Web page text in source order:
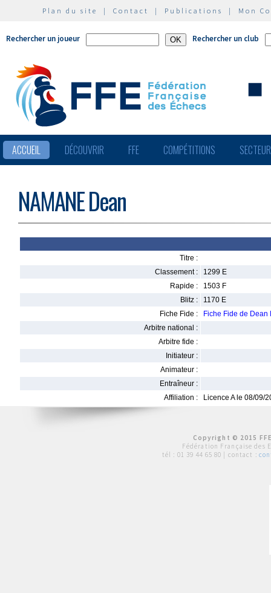
Plan du site | Contact | Publications | Mon
Rechercher un joueur Rechercher un club
ACCUEIL DÉCOUVRIR FFE COMPÉTITIONS
NAMANE Dean
Titre :
Classement :
1299 E
Rapide :
1503 F
Blitz :
1170 E
Fiche Fide :
Fiche Fide de Dean
Arbitre national :
Arbitre fide :
Initiateur :
Animateur :
Entraîneur :
Affiliation :
Licence A le 08/09/
Copyright © 2015
Fédération Française des
tél : 01 39 44 65 80 | contact :